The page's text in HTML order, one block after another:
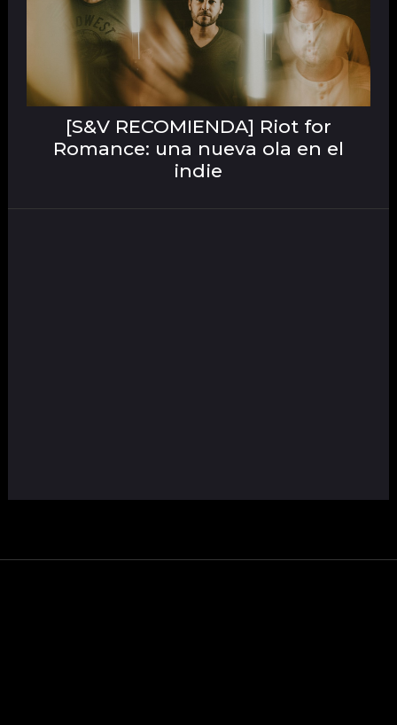
[S&V RECOMIENDA] Riot for
Romance: una nueva ola en el
indie